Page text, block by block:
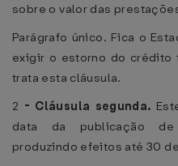
sobre o valor das
Parágrafo único. Fica o
exigir o estorno do crédito
trata esta cláusula.
2 - Cláusula segunda.
data da publicação de
produzindo efeitos até 30